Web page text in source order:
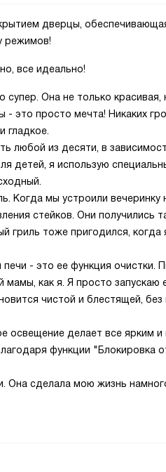
дверцы,
режимов!
все идеально!
супер. Она не только красивая,
это просто мечта! Никаких
гладкое.
любой из десяти, в
детей, я использую
Когда мы устроили вечеринку
стейков. Они получились
гриль тоже пригодился, когда
- это ее функция очистки.
мамы, как я. Я просто запускаю
чистой и блестящей, без
освещение делает все ярким
функции "Блокировка
Она сделала мою жизнь